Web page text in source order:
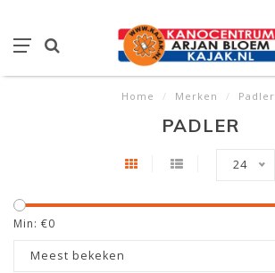
Home / Merken / Padler
PADLER
24
Min: €0
Meest bekeken